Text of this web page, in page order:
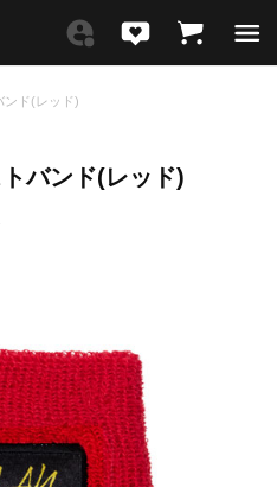
ンド(レッド)
バンド(レッド)